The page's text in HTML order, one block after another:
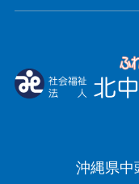
沖縄県中